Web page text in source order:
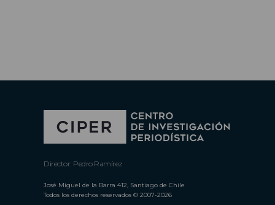
Director: Pedro Ramírez
José Miguel de la Barra 412, Santiago de Chile
Todos los derechos reservados © 2007-2026